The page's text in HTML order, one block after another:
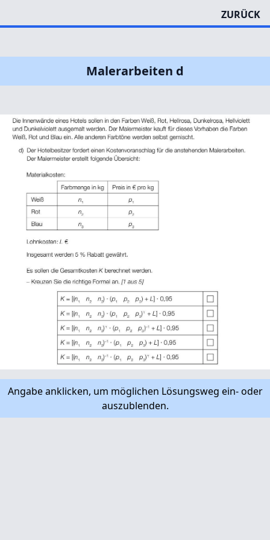
ZURÜCK
Malerarbeiten d
Angabe anklicken, um möglichen Lösungsweg ein- oder
auszublenden.